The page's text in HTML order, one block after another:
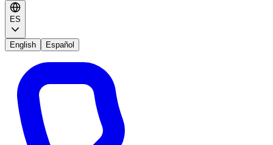
ES
English Español